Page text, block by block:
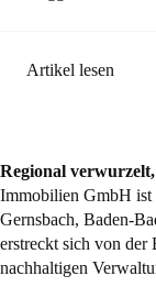
Artikel lesen
Regional
Immobilien GmbH ist
Gernsbach, Baden-
erstreckt sich von der
nachhaltigen